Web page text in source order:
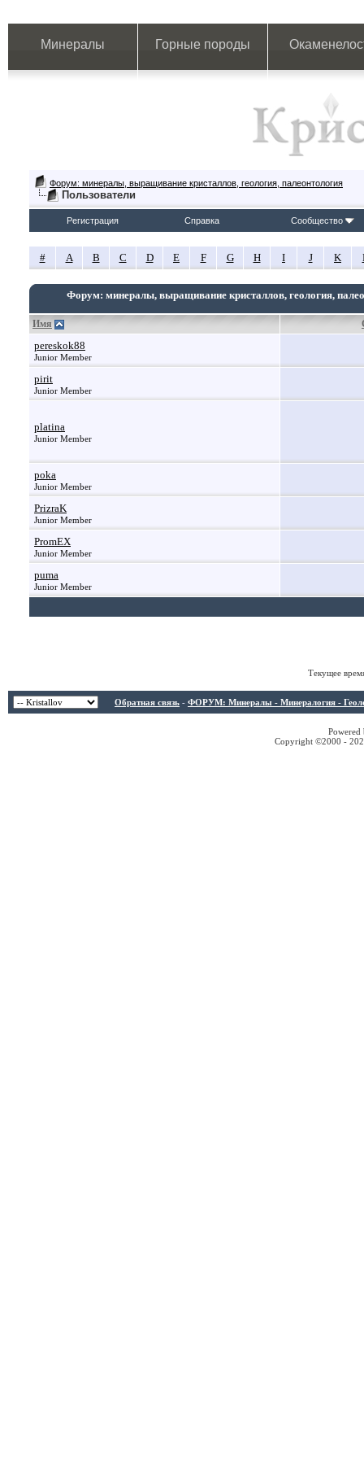
Минералы Горные породы
Форум: минералы, выращивание кристаллов, геология, палеонтология
Пользователи
Регистрация Справка Сообщество
# A B C D E F G H I J K
Форум: минералы, выращивание кристаллов, геология,
Имя
pereskok88
Junior Member
pirit
Junior Member
platina
Junior Member
poka
Junior Member
PrizraK
Junior Member
PromEX
Junior Member
puma
Junior Member
Текущее
Обратная связь - ФОРУМ: Минералы - Минералогия -
Copyright ©2000 -